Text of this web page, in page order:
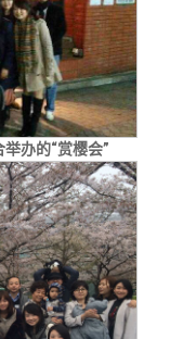
办的“赏樱会”